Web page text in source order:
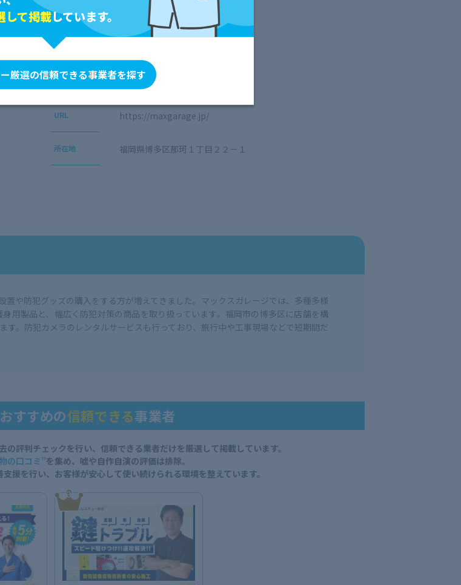
会社概要
URL https://maxgarage.jp/
所在地 福岡県博多区那珂１丁目２２－１
や防犯グッズの購入をする方が増えてきました。マックスガレージでは、多種多様
用製品と、幅広く防犯対策の商品を取り扱っています。福岡市の博多区に店舗を構
す。防犯カメラのレンタルサービスも行っており、旅行中や工事現場などで短期間だ
すすめの信頼できる事業者
評判チェックを行い、信頼できる業者だけを厳選して掲載しています。
の口コミ”を集め、 嘘や自作自演の評価は排除。
援を行い、 お客様が安心して使い続けられる環境を整えています。
3
して掲載しています。
厳選の信頼できる事業者を探す